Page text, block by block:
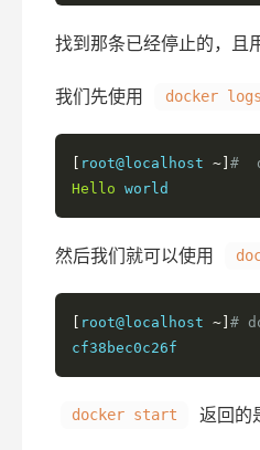
找到那条已经停止的，且
我们先使用 docker logs
root@localhost ~] #
Hello world
然后我们就可以使用
root@localhost ~] #
cf38bec0c26f
docker start 返回的